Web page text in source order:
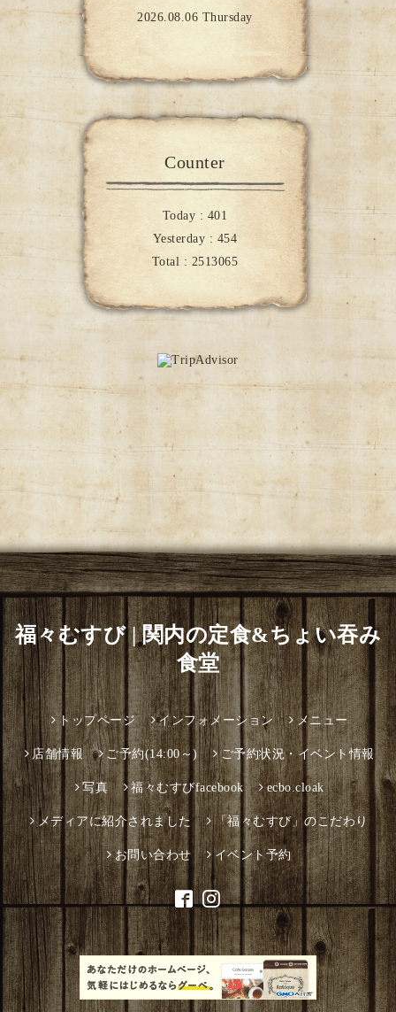
2026.08.06 Thursday
Counter
Today : 401
Yesterday : 454
Total : 2513065
福々むすび | 関内の定食&ちょい吞み
食堂
トップページ インフォメーション メニュー
店舗情報 ご予約(14:00～) ご予約状況・イベント情報
写真 福々むすびfacebook ecbo.cloak
メディアに紹介されました 「福々むすび」のこだわり
お問い合わせ イベント予約